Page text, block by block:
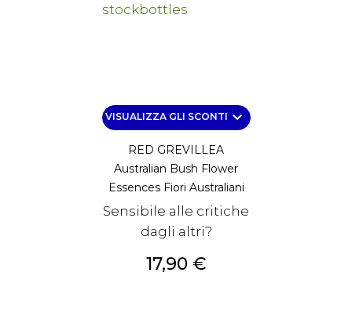
VISUALIZZA GLI SCONTI keyboard_arrow_down
RED GREVILLEA
Australian Bush Flower
Essences Fiori Australiani
Sensibile alle critiche
dagli altri?
Prezzo
17,90 €